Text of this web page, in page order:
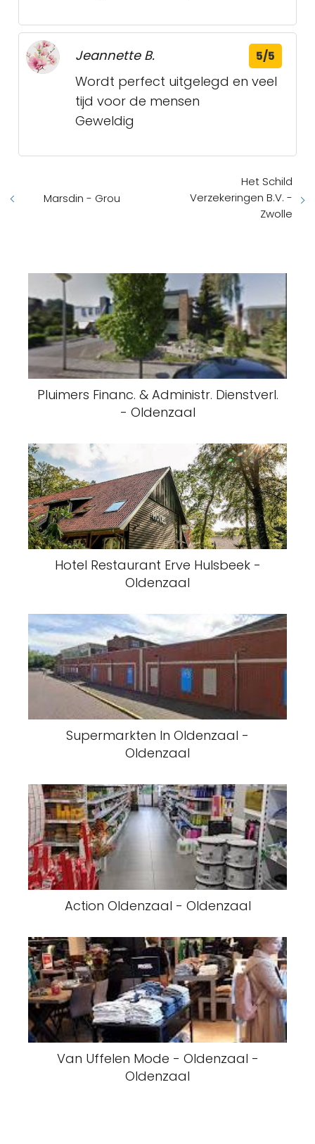
Jeannette B. 5/5
Wordt perfect uitgelegd en veel
tijd voor de mensen
Geweldig
Marsdin - Grou
Het Schild
Verzekeringen B.V. -
Zwolle
Pluimers Financ. & Administr. Dienstverl.
- Oldenzaal
Hotel Restaurant Erve Hulsbeek -
Oldenzaal
Supermarkten In Oldenzaal -
Oldenzaal
Action Oldenzaal - Oldenzaal
Van Uffelen Mode - Oldenzaal -
Oldenzaal